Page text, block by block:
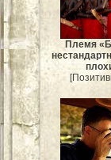
Племя